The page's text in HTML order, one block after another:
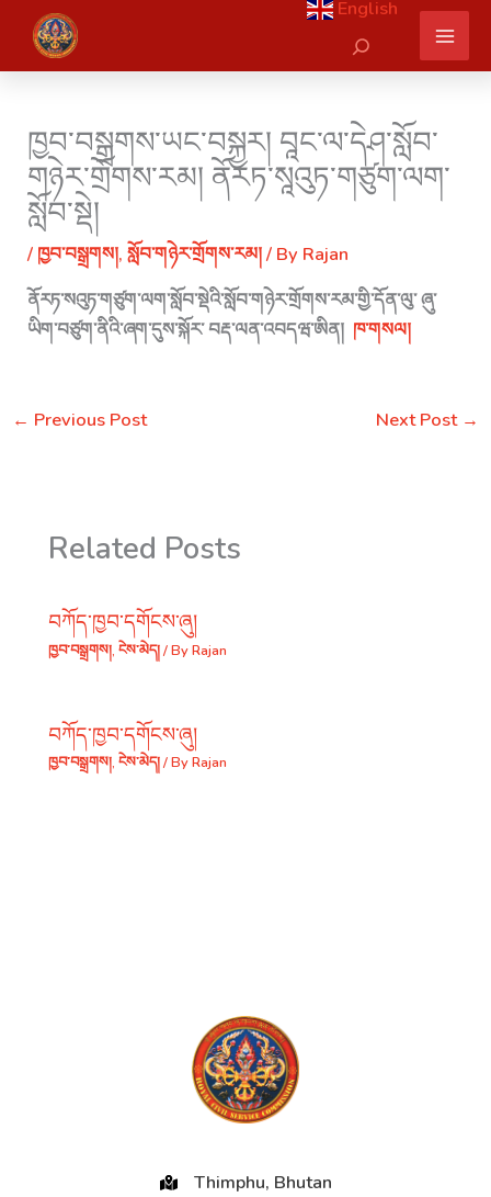
content
English
Search
ཁྱབ་བསྒྲགས་ཡང་བསྐྱར། བཱང་ལ་དེཤ་སློབ་
གཉེར་གྲོགས་རམ། ནོརཏ་སཱའུཏ་གཙུག་ལག་
སློབ་སྡེ།
/ ཁྱབ་བསྒྲགས།,སློབ་གཉེར་གྲོགས་རམ།/ By Rajan
ནོརཏ་སའུཏ་གཙུག་ལག་སློབ་སྡེའི་སློབ་གཉེར་གྲོགས་རམ་གྱི་དོན་ལུ་ ཞུ་
ཡིག་བཙུག་ནིའི་ཞག་དུས་སྐོར་ བརྡ་ལན་འབདཝ་ཨིན། ཁ་གསལ།
← Previous Post Next Post →
Related Posts
བཀོད་ཁྱབ་དགོངས་ཞུ།
ཁྱབ་བསྒྲགས།, ངེས་མེད།/ ByRajan
བཀོད་ཁྱབ་དགོངས་ཞུ།
ཁྱབ་བསྒྲགས།, ངེས་མེད།/ ByRajan
Thimphu, Bhutan